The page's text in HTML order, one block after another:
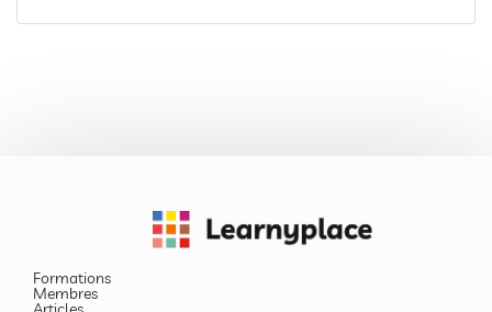
Formations
Membres